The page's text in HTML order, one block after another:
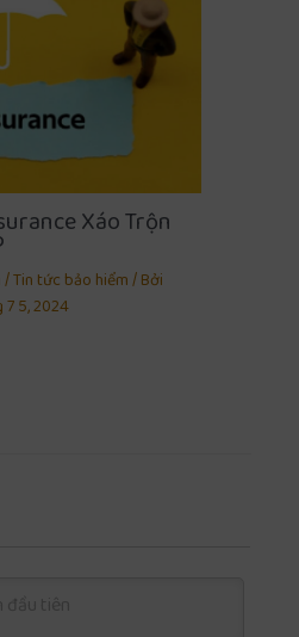
Xáo Trộn
/Tin tức bảo hiểm/ Bởi
5, 2024